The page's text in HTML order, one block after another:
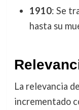
1910: Se
hasta su
La relevancia
incrementado